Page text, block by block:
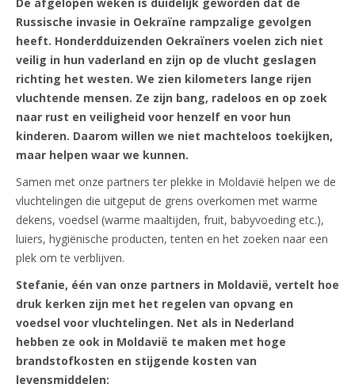
Russische invasie in Oekraïne rampzalige gevolgen
heeft. Honderdduizenden Oekraïners voelen zich niet
veilig in hun vaderland en zijn op de vlucht geslagen
richting het westen. We zien kilometers lange rijen
vluchtende mensen. Ze zijn bang, radeloos en op zoek
naar rust en veiligheid voor henzelf en voor hun
kinderen. Daarom willen we niet machteloos toekijken,
maar helpen waar we kunnen.
Samen met onze partners ter plekke in Moldavië helpen we de
vluchtelingen die uitgeput de grens overkomen met warme
dekens, voedsel (warme maaltijden, fruit, babyvoeding etc.),
luiers, hygiënische producten, tenten en het zoeken naar een
plek om te verblijven.
Stefanie, één van onze partners in Moldavië, vertelt hoe
druk kerken zijn met het regelen van opvang en
voedsel voor vluchtelingen. Net als in Nederland
hebben ze ook in Moldavië te maken met hoge
brandstofkosten en stijgende kosten van
levensmiddelen: